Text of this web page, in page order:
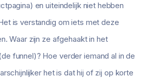
en uiteindelijk niet hebben
is verstandig om iets met deze
Waar zijn ze afgehaakt in het
funnel)? Hoe verder iemand al in de
het is dat hij of zij op korte